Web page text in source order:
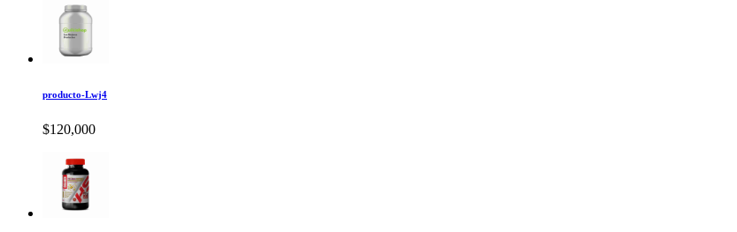
producto-Lwj4
$120,000